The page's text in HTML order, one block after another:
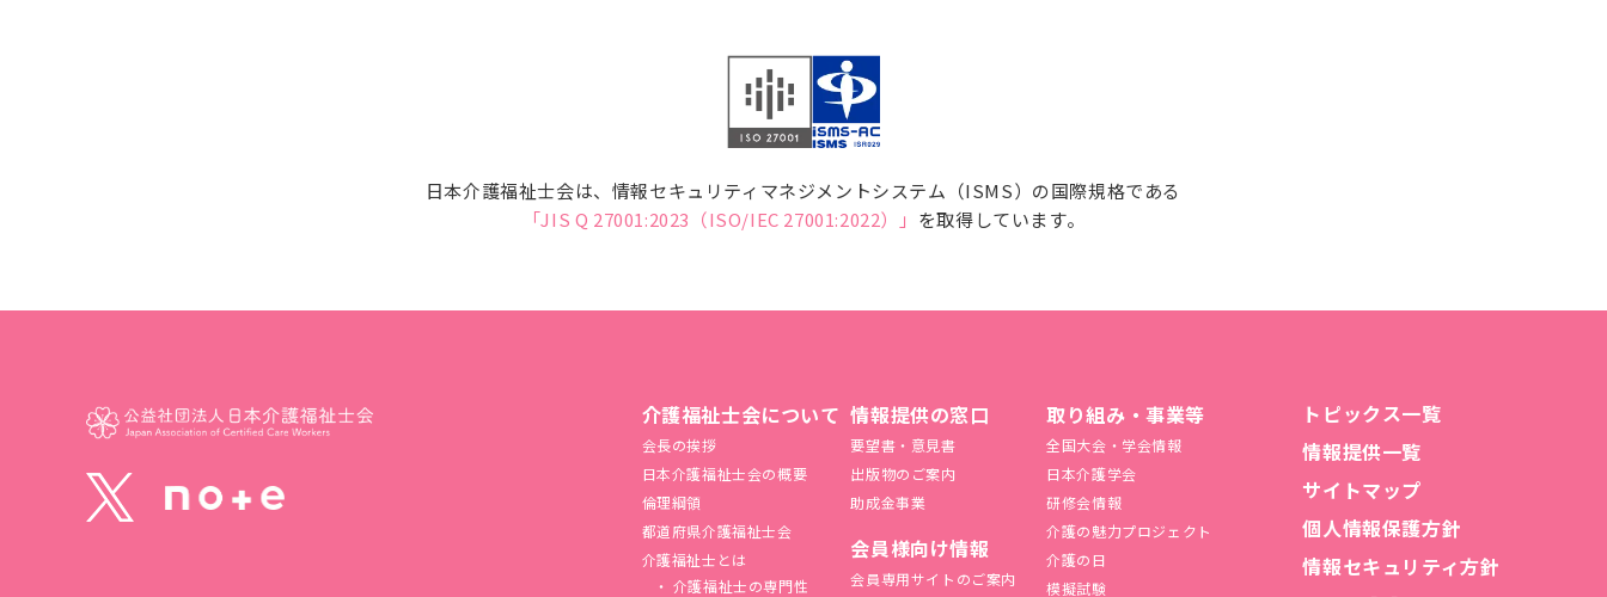
日本介護福祉士会は、情報セキュリティマネジメントシステム（ISMS）の国際規格である
「JIS Q 27001:2023（ISO/IEC 27001:2022）」 を取得しています。
介護福祉士会について
会長の挨拶
日本介護福祉士会の概要
倫理綱領
都道府県介護福祉士会
介護福祉士とは
介護福祉士の専門性
情報提供の窓口
要望書・意見書
出版物のご案内
助成金事業
会員様向け情報
会員専用サイトのご案内
取り組み・事業等
全国大会・学会情報
日本介護学会
研修会情報
介護の魅力プロジェクト
介護の日
模擬試験
トピックス一覧
情報提供一覧
サイトマップ
個人情報保護方針
情報セキュリティ方針